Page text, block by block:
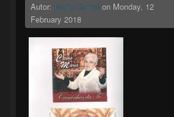
Autor: Maria Carmoon Monday, 12
February 2018